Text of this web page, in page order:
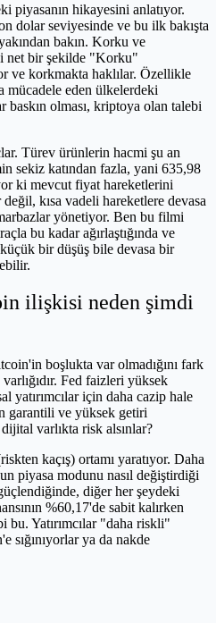
piyasanın hikayesini anlatıyor.
dolar seviyesinde ve bu ilk bakışta
bakın. Korku ve
net bir şekilde "Korku"
ve korkmakta haklılar. Özellikle
eden ülkelerdeki
baskın olması, kriptoya olan talebi
Türev ürünlerin hacmi şu an
sekiz katından fazla, yani 635,98
ki mevcut fiyat hareketlerini
kısa vadeli hareketlere devasa
yönetiyor. Ben bu filmi
bu kadar ağırlaştığında ve
bir düşüş bile devasa bir
ilişkisi neden şimdi
boşlukta var olmadığını fark
Fed faizleri yüksek
yatırımcılar için daha cazip hale
garantili ve yüksek getiri
varlıkta risk alsınlar?
kaçış) ortamı yaratıyor. Daha
piyasa modunu nasıl değiştirdiği
diğer her şeydeki
%60,17'de sabit kalırken
bu. Yatırımcılar "daha riskli"
sığınıyorlar ya da nakde